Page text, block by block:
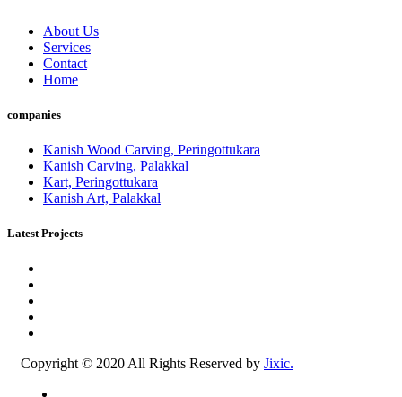
About Us
Services
Contact
Home
companies
Kanish Wood Carving, Peringottukara
Kanish Carving, Palakkal
Kart, Peringottukara
Kanish Art, Palakkal
Latest Projects
Copyright © 2020 All Rights Reserved by Jixic.